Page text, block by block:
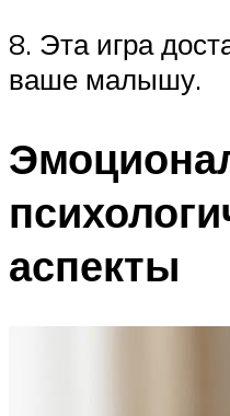
8. Эта игра
ваше малышу.
аспекты